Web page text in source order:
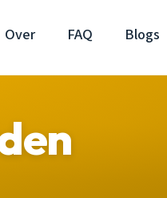
Over FAQ Blogs